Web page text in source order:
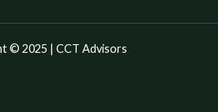
© 2025 | CCT Advisors